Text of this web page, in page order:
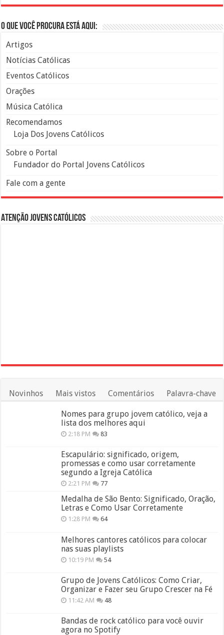
O que você procura está aqui:
Artigos
Notícias Católicas
Eventos Católicos
Orações
Música Católica
Recomendamos
Loja Dos Jovens Católicos
Sobre o Portal
Fundador do Portal Jovens Católicos
Fale com a gente
Atenção Jovens Católicos
Novinhos Mais vistos Comentários Palavra-chave
Nomes para grupo jovem católico, veja a
lista dos melhores aqui
2:18 PM 83
Escapulário: significado, origem,
promessas e como usar corretamente
segundo a Igreja Católica
2:21 PM 77
Medalha de São Bento: Significado, Oração,
Letras e Como Usar Corretamente
1:28 PM 64
Melhores cantores católicos para colocar
nas suas playlists
10:19 PM 54
Grupo de Jovens Católicos: Como Criar,
Organizar e Fazer seu Grupo Crescer na Fé
11:42 AM 48
Bandas de rock católico para você ouvir
agora no Spotify